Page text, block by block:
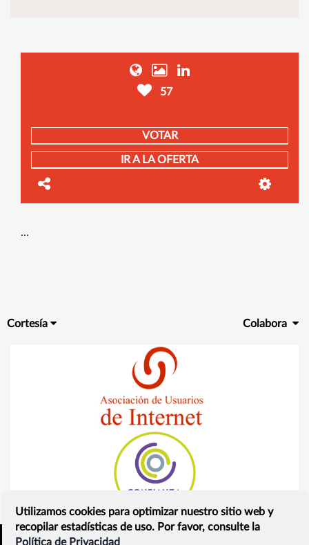
57
VOTAR
IR A LA OFERTA
...
Cortesía Colabora
Utilizamos cookies para optimizar nuestro sitio web y
recopilar estadísticas de uso. Por favor, consulte la
Política de Privacidad